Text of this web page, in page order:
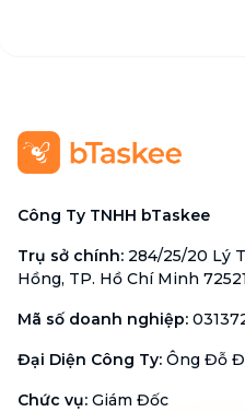
Công Ty TNHH bTaskee
Trụ sở chính: 284/25/20 Lý
Hồng, TP. Hồ Chí Minh
Mã số doanh nghiệp:
Đại Diện Công Ty: Ông Đỗ
Chức vụ: Giám Đốc